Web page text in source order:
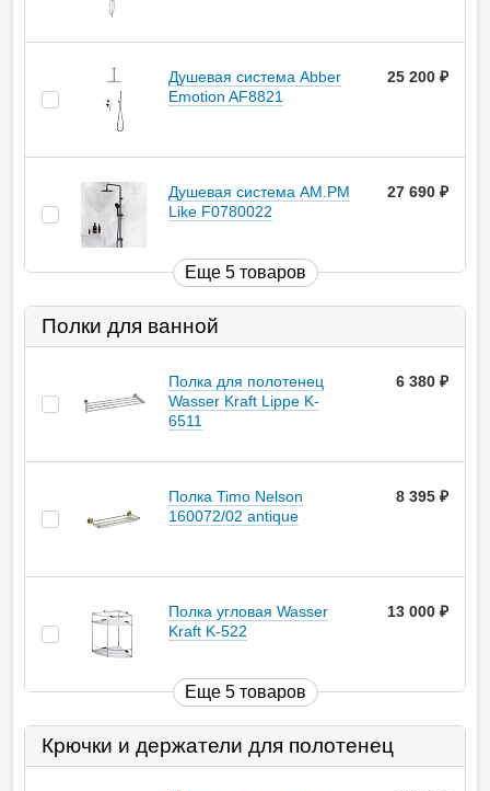
Душевая система Abber
Emotion AF8821
25 200
Душевая система AM.PM
Like F0780022
27 690
Еще 5 товаров
Полки для ванной
Полка для полотенец
Wasser Kraft Lippe K-
6511
6 380
Полка Timo Nelson
160072/02 antique
8 395
Полка угловая Wasser
Kraft K-522
13 000
Еще 5 товаров
Крючки и держатели для полотенец